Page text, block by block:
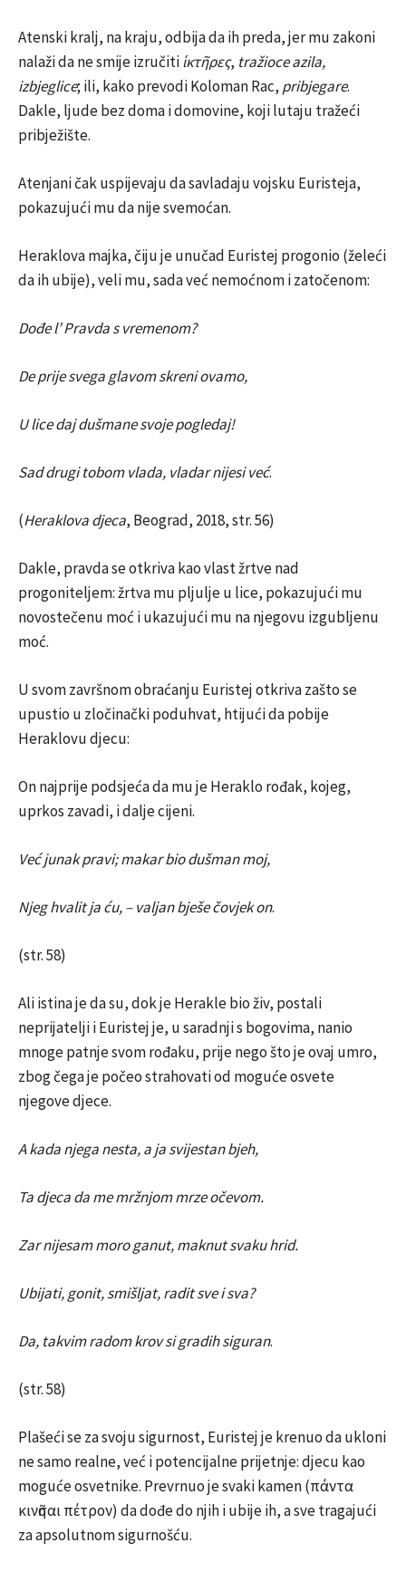
Atenski kralj, na kraju, odbija da ih preda, jer mu zakoni
nalaži da ne smije izručitiἱκτῆρες, tražioce azila,
izbjeglice; ili, kako prevodi Koloman Rac, pribjegare.
Dakle, ljude bez doma i domovine, koji lutaju tražeći
pribježište.
Atenjani čak uspijevaju da savladaju vojsku Euristeja,
pokazujući mu da nije svemoćan.
Heraklova majka, čiju je unučad Euristej progonio (želeći
da ih ubije), veli mu, sada već nemoćnom i zatočenom:
Dođe l’ Pravda s vremenom?
De prije svega glavom skreni ovamo,
U lice daj dušmane svoje pogledaj!
Sad drugi tobom vlada, vladar nijesi već.
(Heraklova djeca, Beograd, 2018, str. 56)
Dakle, pravda se otkriva kao vlast žrtve nad
progoniteljem: žrtva mu pljulje u lice, pokazujući mu
novostečenu moć i ukazujući mu na njegovu izgubljenu
moć.
U svom završnom obraćanju Euristej otkriva zašto se
upustio u zločinački poduhvat, htijući da pobije
Heraklovu djecu:
On najprije podsjeća da mu je Heraklo rođak, kojeg,
uprkos zavadi, i dalje cijeni.
Već junak pravi; makar bio dušman moj,
Njeg hvalit ja ću, – valjan bješe čovjek on.
(str. 58)
Ali istina je da su, dok je Herakle bio živ, postali
neprijatelji i Euristej je, u saradnji s bogovima, nanio
mnoge patnje svom rođaku, prije nego što je ovaj umro,
zbog čega je počeo strahovati od moguće osvete
njegove djece.
A kada njega nesta, a ja svijestan bjeh,
Ta djeca da me mržnjom mrze očevom.
Zar nijesam moro ganut, maknut svaku hrid.
Ubijati, gonit, smišljat, radit sve i sva?
Da, takvim radom krov si gradih siguran.
(str. 58)
Plašeći se za svoju sigurnost, Euristej je krenuo da ukloni
ne samo realne, već i potencijalne prijetnje: djecu kao
moguće osvetnike. Prevrnuo je svaki kamen (πάντα
κινῆσαι πέτρον) da dođe do njih i ubije ih, a sve tragajući
za apsolutnom sigurnošću.